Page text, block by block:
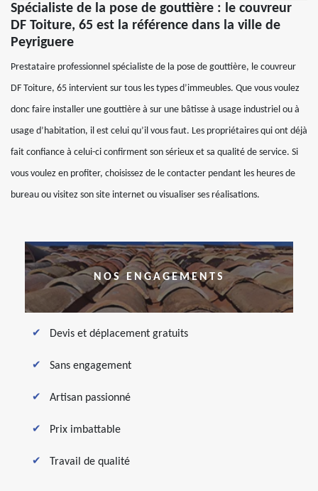
Spécialiste de la pose de gouttière : le couvreur
DF Toiture, 65 est la référence dans la ville de
Peyriguere
Prestataire professionnel spécialiste de la pose de gouttière, le couvreur
DF Toiture, 65 intervient sur tous les types d’immeubles. Que vous voulez
donc faire installer une gouttière à sur une bâtisse à usage industriel ou à
usage d’habitation, il est celui qu’il vous faut. Les propriétaires qui ont déjà
fait confiance à celui-ci confirment son sérieux et sa qualité de service. Si
vous voulez en profiter, choisissez de le contacter pendant les heures de
bureau ou visitez son site internet ou visualiser ses réalisations.
NOS ENGAGEMENTS
Devis et déplacement gratuits
Sans engagement
Artisan passionné
Prix imbattable
Travail de qualité